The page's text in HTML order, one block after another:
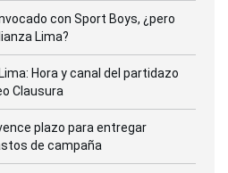
con Sport Boys, ¿pero
Lima?
Hora y canal del partidazo
Clausura
plazo para entregar
de campaña